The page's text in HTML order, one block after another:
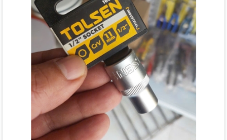
Mã giảm giá:
Ngày hết hạn:
Điều kiện: